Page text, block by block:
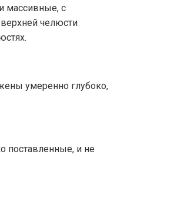
массивные, с
челюсти
умеренно глубоко,
поставленные, и не